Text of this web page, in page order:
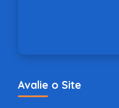
Avalie o Site